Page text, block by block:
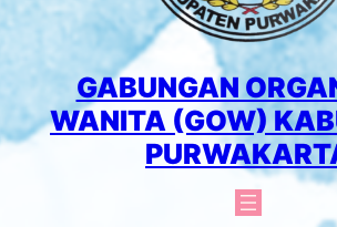
GABUNGAN
WANITA (GOW)